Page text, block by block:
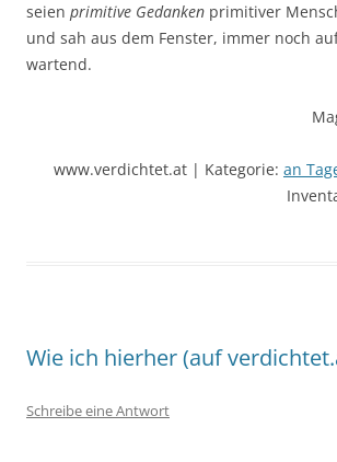
seien primitive Gedanken primitiver
und sah aus dem Fenster, immer noch
wartend.
www.verdichtet.at | Kategorie: an
Wie ich hierher (auf
Schreibe eine Antwort